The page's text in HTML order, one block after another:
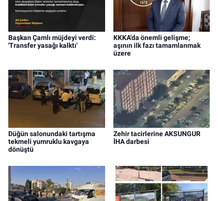
Başkan Çamlı müjdeyi verdi:
'Transfer yasağı kalktı'
KKKA'da önemli gelişme;
aşının ilk fazı tamamlanmak
üzere
Düğün salonundaki tartışma
tekmeli yumruklu kavgaya
dönüştü
Zehir tacirlerine AKSUNGUR
İHA darbesi